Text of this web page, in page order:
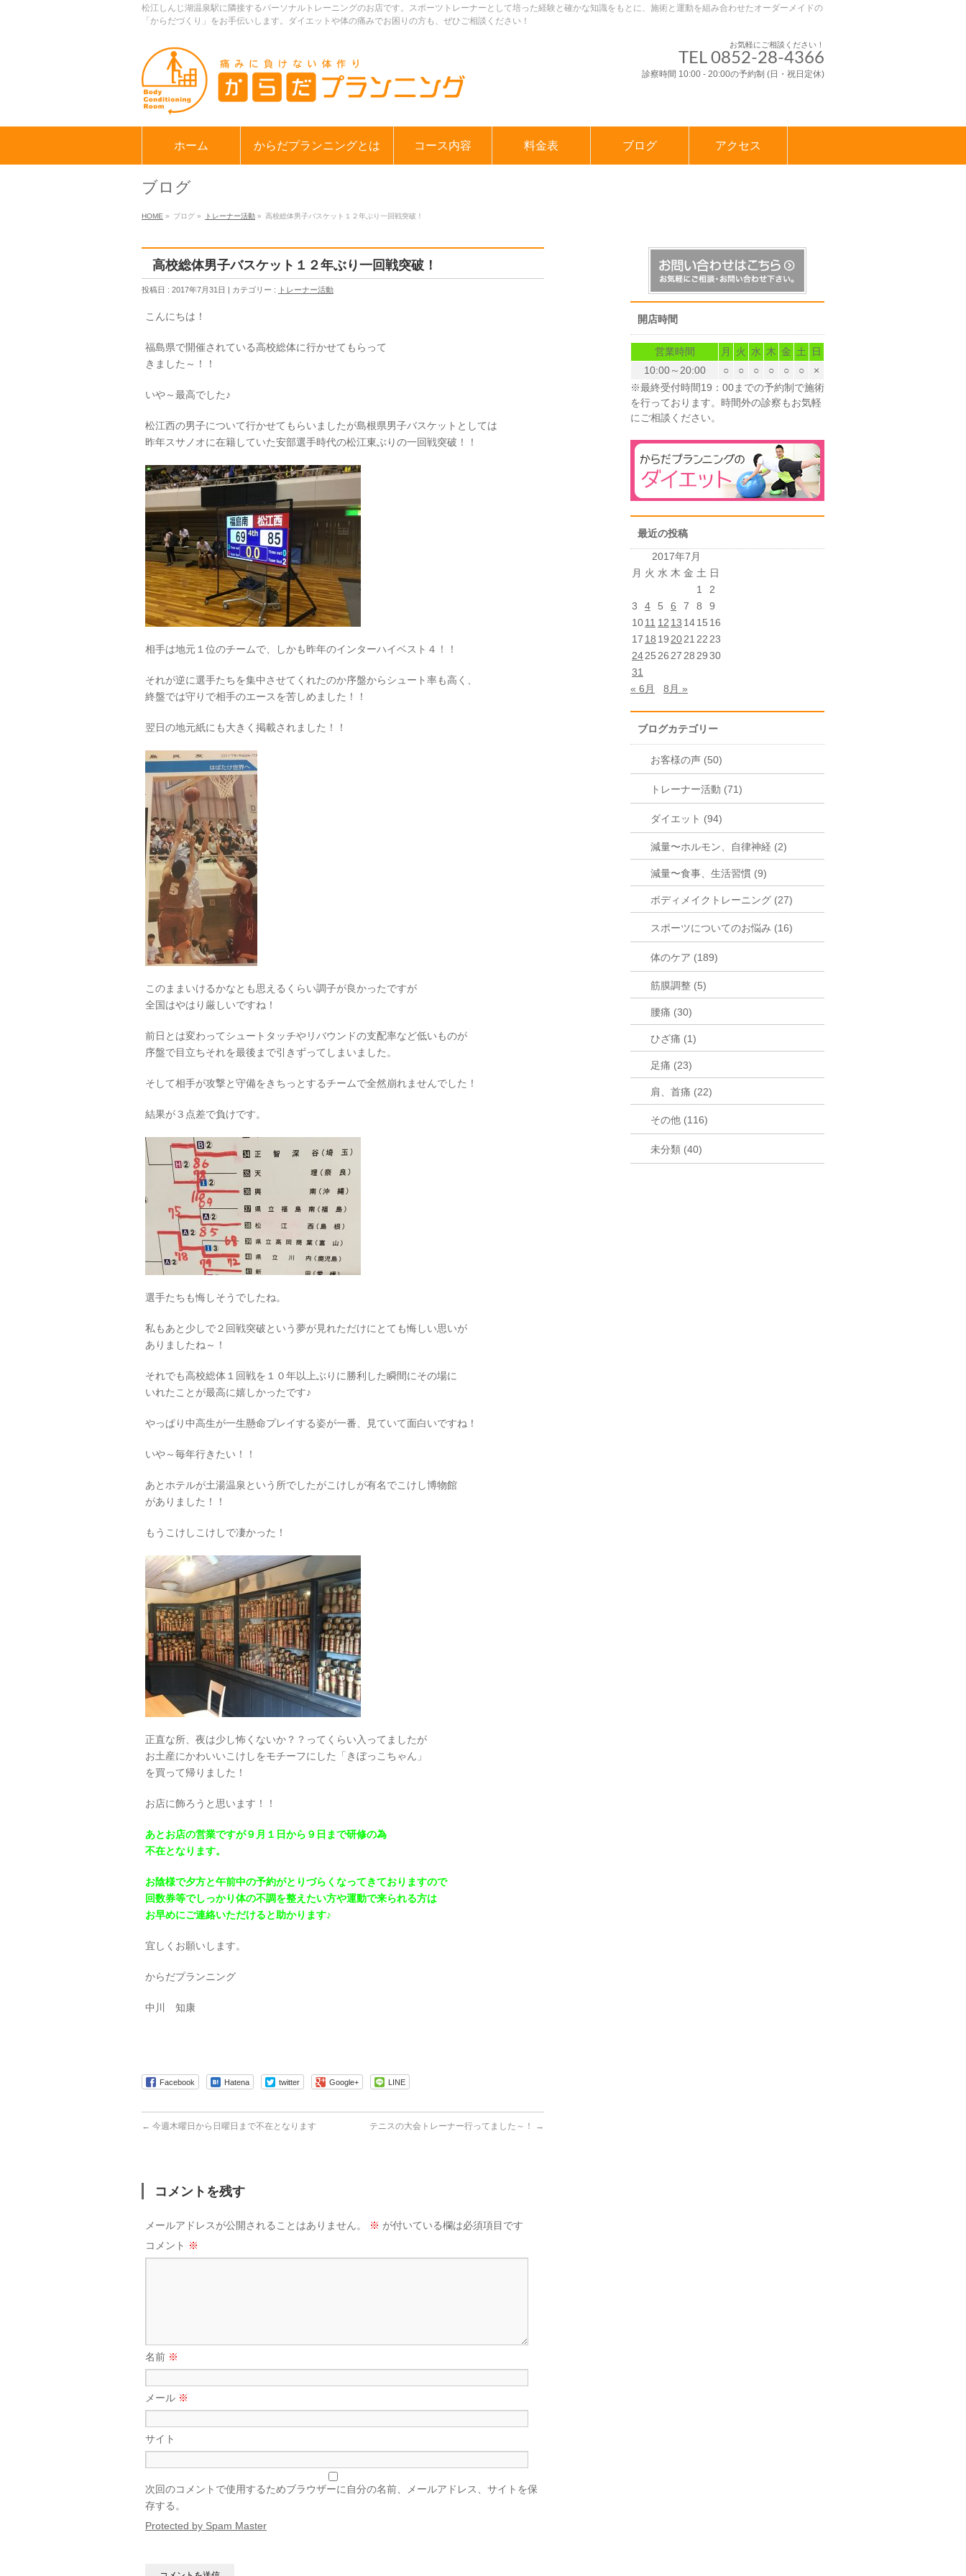
松江しんじ湖温泉駅に隣接するパーソナルトレーニングのお店です。スポーツトレーナーとして培った経験と確かな知識をもとに、施術と運動を組み合わせたオーダーメイドの
「からだづくり」をお手伝いします。ダイエットや体の痛みでお困りの方も、ぜひご相談ください！
お気軽にご相談ください！
TEL 0852-28-4366
診察時間 10:00 - 20:00の予約制 (日・祝日定休)
ホーム からだプランニングとは コース内容 料金表 ブログ アクセス
ブログ
HOME » ブログ » トレーナー活動 » 高校総体男子バスケット１２年ぶり一回戦突破！
高校総体男子バスケット１２年ぶり一回戦突破！
投稿日 : 2017年7月31日 | カテゴリー : トレーナー活動
こんにちは！
福島県で開催されている高校総体に行かせてもらって
きました～！！
いや～最高でした♪
松江西の男子について行かせてもらいましたが島根県男子バスケットとしては
昨年スサノオに在籍していた安部選手時代の松江東ぶりの一回戦突破！！
相手は地元１位のチームで、しかも昨年のインターハイベスト４！！
それが逆に選手たちを集中させてくれたのか序盤からシュート率も高く、
終盤では守りで相手のエースを苦しめました！！
翌日の地元紙にも大きく掲載されました！！
このままいけるかなとも思えるくらい調子が良かったですが
全国はやはり厳しいですね！
前日とは変わってシュートタッチやリバウンドの支配率など低いものが
序盤で目立ちそれを最後まで引きずってしまいました。
そして相手が攻撃と守備をきちっとするチームで全然崩れませんでした！
結果が３点差で負けです。
選手たちも悔しそうでしたね。
私もあと少しで２回戦突破という夢が見れただけにとても悔しい思いが
ありましたね～！
それでも高校総体１回戦を１０年以上ぶりに勝利した瞬間にその場に
いれたことが最高に嬉しかったです♪
やっぱり中高生が一生懸命プレイする姿が一番、見ていて面白いですね！
いや～毎年行きたい！！
あとホテルが土湯温泉という所でしたがこけしが有名でこけし博物館
がありました！！
もうこけしこけしで凄かった！
正直な所、夜は少し怖くないか？？ってくらい入ってましたが
お土産にかわいいこけしをモチーフにした「きぼっこちゃん」
を買って帰りました！
お店に飾ろうと思います！！
あとお店の営業ですが９月１日から９日まで研修の為
不在となります。
お陰様で夕方と午前中の予約がとりづらくなってきておりますので
回数券等でしっかり体の不調を整えたい方や運動で来られる方は
お早めにご連絡いただけると助かります♪
宜しくお願いします。
からだプランニング
中川 知康
Facebook Hatena twitter Google+ LINE
← 今週木曜日から日曜日まで不在となります テニスの大会トレーナー行ってました～！ →
コメントを残す
メールアドレスが公開されることはありません。 ※ が付いている欄は必須項目です
コメント ※
名前 ※
メール ※
サイト
次回のコメントで使用するためブラウザーに自分の名前、メールアドレス、サイトを保
存する。
Protected by Spam Master
開店時間
営業時間 月 火 水 木 金 土
日
10:00～20:00
○ ○ ○ ○ ○ ○
×
※最終受付時間19：00までの予約制で施術
を行っております。時間外の診察もお気軽
にご相談ください。
最近の投稿
2017年7月
月 火 水 木 金 土 日
1
2
3
4 5 6 7 8
9
1011 12 13 1415 16
17 18 19 2021 22 23
2425 26 27 28 2930
31
« 6月
8月 »
ブログカテゴリー
お客様の声 (50)
トレーナー活動 (71)
ダイエット (94)
減量〜ホルモン、自律神経 (2)
減量〜食事、生活習慣 (9)
ボディメイクトレーニング (27)
スポーツについてのお悩み (16)
体のケア (189)
筋膜調整 (5)
腰痛 (30)
ひざ痛 (1)
足痛 (23)
肩、首痛 (22)
その他 (116)
未分類 (40)